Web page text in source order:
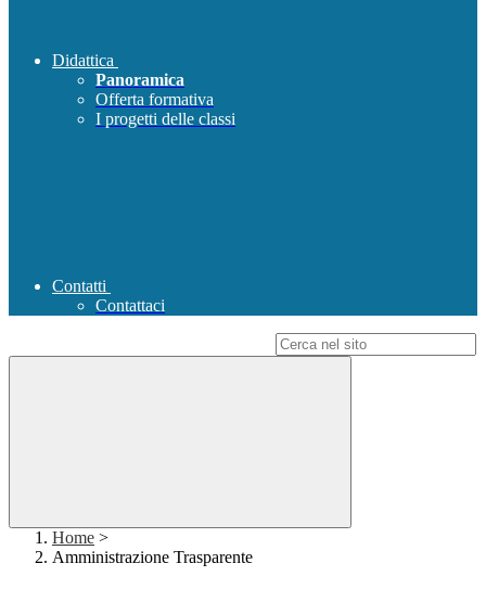
Didattica
Panoramica
Offerta formativa
I progetti delle classi
Contatti
Contattaci
Home >
Amministrazione Trasparente